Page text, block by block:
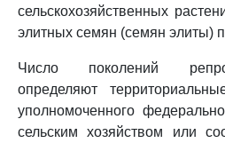
сельскохозяйственных
элитных семян (семян элиты)
Число поколений
определяют
уполномоченного
сельским хозяйством или